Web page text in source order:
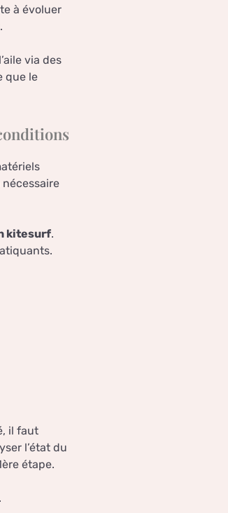
à évoluer
via des
que le
nécessaire
kitesurf.
il faut
l’état du
étape.